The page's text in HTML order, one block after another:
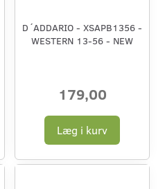
D´ADDARIO - XSAPB1356 -
WESTERN 13-56 - NEW
179,00
Læg i kurv